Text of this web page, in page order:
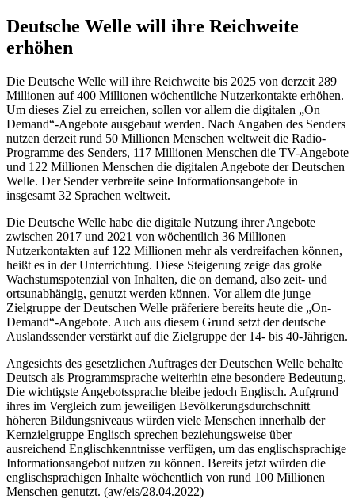
Deutsche Welle will ihre Reichweite
erhöhen
Die Deutsche Welle will ihre Reichweite bis 2025 von derzeit 289
Millionen auf 400 Millionen wöchentliche Nutzerkontakte erhöhen.
Um dieses Ziel zu erreichen, sollen vor allem die digitalen „On
Demand“-Angebote ausgebaut werden. Nach Angaben des Senders
nutzen derzeit rund 50 Millionen Menschen weltweit die Radio-
Programme des Senders, 117 Millionen Menschen die TV-Angebote
und 122 Millionen Menschen die digitalen Angebote der Deutschen
Welle. Der Sender verbreite seine Informationsangebote in
insgesamt 32 Sprachen weltweit.
Die Deutsche Welle habe die digitale Nutzung ihrer Angebote
zwischen 2017 und 2021 von wöchentlich 36 Millionen
Nutzerkontakten auf 122 Millionen mehr als verdreifachen können,
heißt es in der Unterrichtung. Diese Steigerung zeige das große
Wachstumspotenzial von Inhalten, die on demand, also zeit- und
ortsunabhängig, genutzt werden können. Vor allem die junge
Zielgruppe der Deutschen Welle präferiere bereits heute die „On-
Demand“-Angebote. Auch aus diesem Grund setzt der deutsche
Auslandssender verstärkt auf die Zielgruppe der 14- bis 40-Jährigen.
Angesichts des gesetzlichen Auftrages der Deutschen Welle behalte
Deutsch als Programmsprache weiterhin eine besondere Bedeutung.
Die wichtigste Angebotssprache bleibe jedoch Englisch. Aufgrund
ihres im Vergleich zum jeweiligen Bevölkerungsdurchschnitt
höheren Bildungsniveaus würden viele Menschen innerhalb der
Kernzielgruppe Englisch sprechen beziehungsweise über
ausreichend Englischkenntnisse verfügen, um das englischsprachige
Informationsangebot nutzen zu können. Bereits jetzt würden die
englischsprachigen Inhalte wöchentlich von rund 100 Millionen
Menschen genutzt. (aw/eis/28.04.2022)